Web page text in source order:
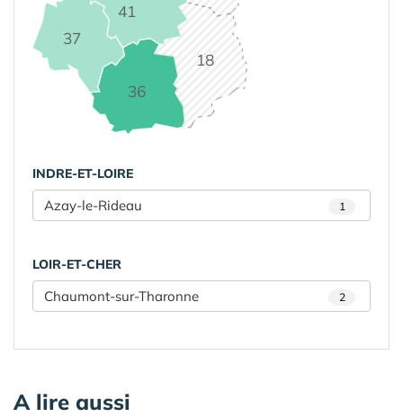
18
36
37
41
INDRE-ET-LOIRE
Azay-le-Rideau 1
LOIR-ET-CHER
Chaumont-sur-Tharonne 2
A lire aussi